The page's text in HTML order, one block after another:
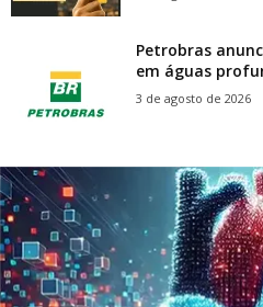
Petrobras
em águas
3 de agosto de 2026